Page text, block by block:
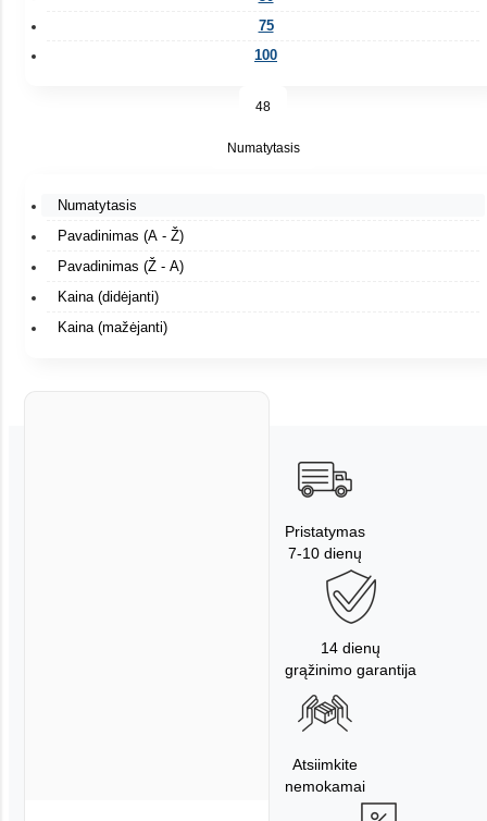
75
100
48
Numatytasis
Numatytasis
Pavadinimas (A - Ž)
Pavadinimas (Ž - A)
Kaina (didėjanti)
Kaina (mažėjanti)
Pristatymas
7-10 dienų
14 dienų
grąžinimo garantija
Atsiimkite
nemokamai